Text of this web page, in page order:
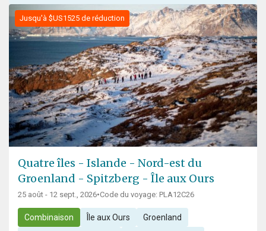
Jusqu'à $US1525 de réduction
Quatre îles - Islande - Nord-est du
Groenland - Spitzberg - Île aux Ours
25 août - 12 sept., 2026•Code du voyage: PLA12C26
Combinaison Île aux Ours Groenland